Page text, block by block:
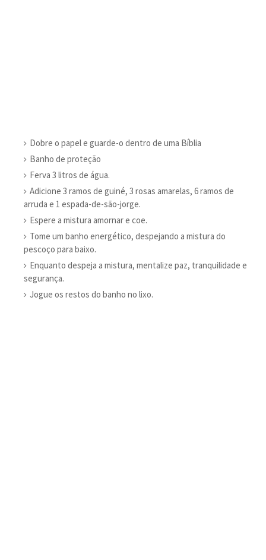
Dobre o papel e guarde-o dentro de uma Bíblia
Banho de proteção
Ferva 3 litros de água.
Adicione 3 ramos de guiné, 3 rosas amarelas, 6 ramos de
arruda e 1 espada-de-são-jorge.
Espere a mistura amornar e coe.
Tome um banho energético, despejando a mistura do
pescoço para baixo.
Enquanto despeja a mistura, mentalize paz, tranquilidade e
segurança.
Jogue os restos do banho no lixo.